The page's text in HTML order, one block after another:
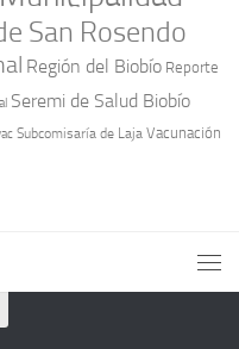
San Rosendo
Región del Biobío Reporte
Seremi de Salud Biobío
Subcomisaría de Laja Vacunación